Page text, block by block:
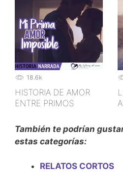
18.6k
HISTORIA DE AMOR
ENTRE PRIMOS
También te podrían
estas categorías:
RELATOS CORTOS